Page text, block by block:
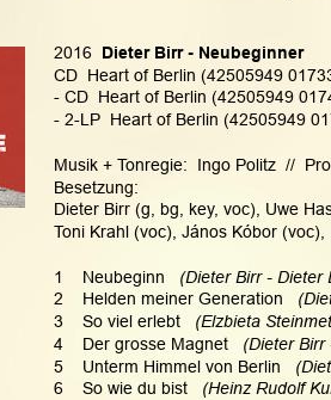
2016
  Dieter Birr - Neubeginner
CD  Heart of Berlin (42505949
- CD  Heart of Berlin (42505949
- 2-LP  Heart of Berlin (42505949
Musik + Tonregie:  Ingo Politz  //
Besetzung:
Dieter Birr (g, bg, key, voc), Uwe
Toni Krahl (voc), János Kóbor
1    Neubeginn (Dieter Birr - Dieter
2    Helden meiner Generation
3    So viel erlebt
(Elzbieta
4    Der grosse Magnet
(Dieter Birr
5    Unterm Himmel von Berlin
6    So wie du bist (Heinz Rudolf